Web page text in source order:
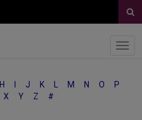
H J K M N O
P
X Y Z #